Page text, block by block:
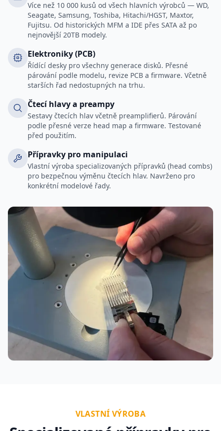
Více než 10 000 kusů od všech hlavních výrobců — WD,
Seagate, Samsung, Toshiba, Hitachi/HGST, Maxtor,
Fujitsu. Od historických MFM a IDE přes SATA až po
nejnovější 20TB modely.
Elektroniky (PCB)
Řídící desky pro všechny generace disků. Přesné
párování podle modelu, revize PCB a firmware. Včetně
starších řad nedostupných na trhu.
Čtecí hlavy a preampy
Sestavy čtecích hlav včetně preamplifierů. Párování
podle přesné verze head map a firmware. Testované
před použitím.
Přípravky pro manipulaci
Vlastní výroba specializovaných přípravků (head combs)
pro bezpečnou výměnu čtecích hlav. Navrženo pro
konkrétní modelové řady.
VLASTNÍ VÝROBA